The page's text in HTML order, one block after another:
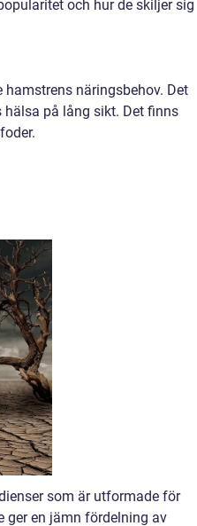
och hur de skiljer sig
näringsbehov. Det
på lång sikt. Det finns
som är utformade för
ger en jämn fördelning av